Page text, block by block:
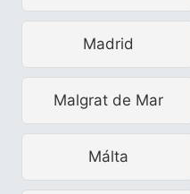
Madrid
Malgrat de Mar
Málta